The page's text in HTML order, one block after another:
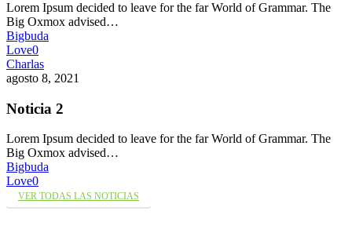
Lorem Ipsum decided to leave for the far World of Grammar. The
Big Oxmox advised…
Bigbuda
Love0
Charlas
agosto 8, 2021
Noticia 2
Lorem Ipsum decided to leave for the far World of Grammar. The
Big Oxmox advised…
Bigbuda
Love0
VER TODAS LAS NOTICIAS